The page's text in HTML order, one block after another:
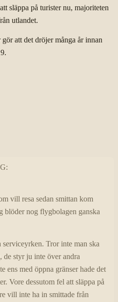
släppa på turister nu, majoriteten
utlandet.
att det dröjer många år innan
vill resa sedan smittan kom
blöder nog flygbolagen ganska
serviceyrken. Tror inte man ska
de styr ju inte över andra
ens med öppna gränser hade det
Vore dessutom fel att släppa på
vill inte ha in smittade från